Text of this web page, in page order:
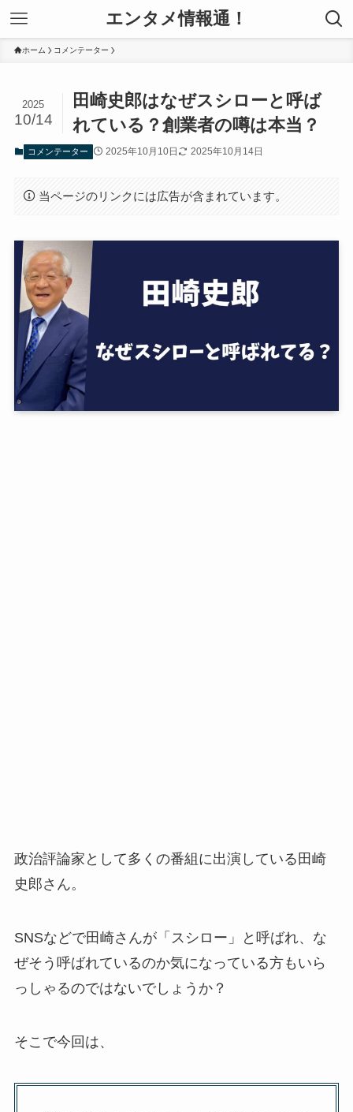
エンタメ情報通！
ホーム コメンテーター
田崎史郎はなぜスシローと呼ば
れている？創業者の噂は本当？
2025
10/14
コメンテーター 2025年10月10日 2025年10月14日
当ページのリンクには広告が含まれています。
政治評論家として多くの番組に出演している田崎
史郎さん。
SNSなどで田崎さんが「スシロー」と呼ばれ、な
ぜそう呼ばれているのか気になっている方もいら
っしゃるのではないでしょうか？
そこで今回は、